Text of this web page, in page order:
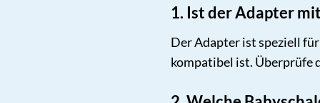
1. Ist der Adapter
Der Adapter ist speziell
kompatibel ist. Überprüfe